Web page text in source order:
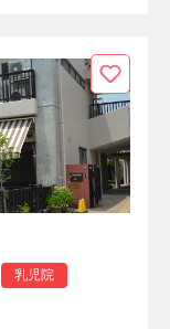
乳児院